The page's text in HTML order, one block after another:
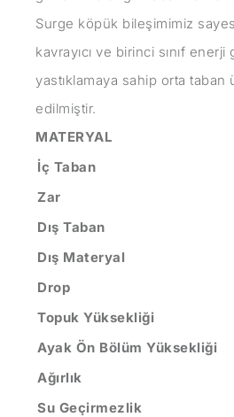
Surge köpük bileşimimiz
kavrayıcı ve birinci sınıf
yastıklamaya sahip orta taban
edilmiştir.
MATERYAL
İç Taban
Zar
Dış Taban
Dış Materyal
Drop
Topuk Yüksekliği
Ayak Ön Bölüm Yüksekliği
Ağırlık
Su Geçirmezlik